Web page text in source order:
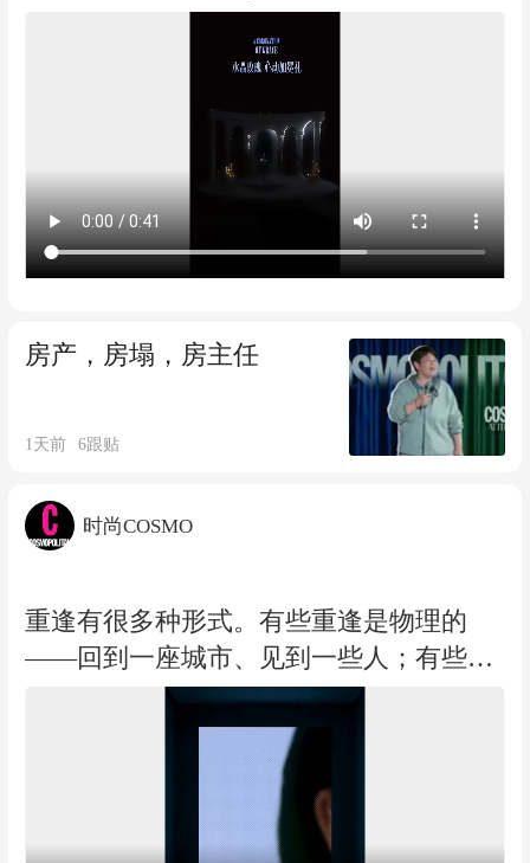
CHENG 、@Jumbobobobo 明星创意总
监：胡娜@HUXIAONANA 时装总监：@
文斐 视频编辑：涵涵 视频导演 : Guan 宣
发：斑马 发型：文静WOWstudio 化妆：
王亚飞 摄影指导：吴运峰 灯光指导：雷
皓 B机：刘越 服装统筹：Rong 制片：文
佳佳（JIA.Studio） 美术：Zhu 美术助
视频调色：冰水冷冰冰 视频制作：EST.ST
UDIO 造型助理：楹琦、木子 制片助理：
方方（JIA.Studio） 运营助理：番茄 设
计：闫硕伟 场地：東西影棚 封面品牌支
持：英雄联盟手游
房产，房塌，房主任
1天前 6跟贴
时尚COSMO
重逢有很多种形式。有些重逢是物理的
——回到一座城市、见到一些人；有些重
逢是时间的——隔着漫长的岁月，与曾经
的自己相遇。有些电影 @张晓冬Shirley 总
策划：程功@程功CHENG 、@Jumbobobo
bo 明星创意总监：胡娜@HUXIAONANA
时装总监：@CHEN陈斯Si 创意&造型：